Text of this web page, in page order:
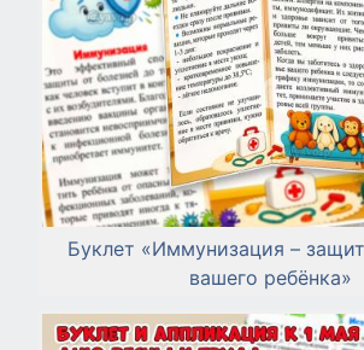
Буклет «Иммунизация –
вашего ребёнка»